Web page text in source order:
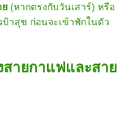
ย(หากตรงกับวันเสาร์) หรือ
ป้าสุข ก่อนจะเข้าพักในตัว
สายกาแฟและสาย